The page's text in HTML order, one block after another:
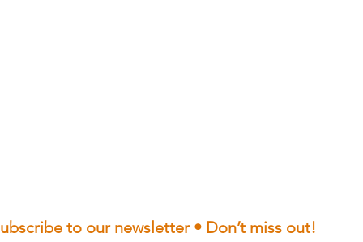
to our newsletter • Don’t miss out!